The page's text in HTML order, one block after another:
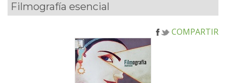
Filmografía esencial
COMPARTIR